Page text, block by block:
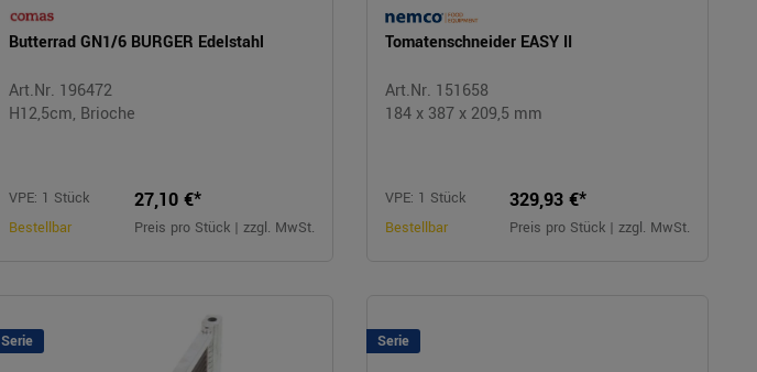
Butterrad GN1/6 BURGER Edelstahl
Art.Nr. 196472
H12,5cm, Brioche
VPE: 1 Stück
Bestellbar
27,10 €*
Preis pro Stück | zzgl. MwSt.
Tomatenschneider EASY II
Art.Nr. 151658
184 x 387 x 209,5 mm
VPE: 1 Stück
Bestellbar
329,93 €*
Preis pro Stück | zzgl. MwSt.
Serie Serie